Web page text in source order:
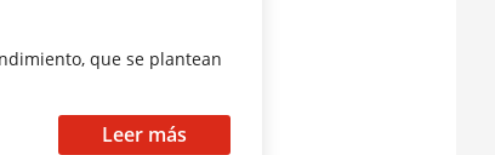
que se plantean
Leer más